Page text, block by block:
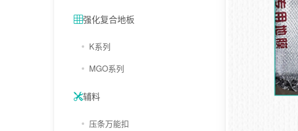
强化复合地板
K系列
MGO系列
辅料
压条万能扣